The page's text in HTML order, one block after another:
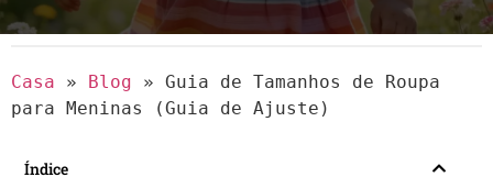
Casa » Blog » Guia de Tamanhos de Roupa
para Meninas (Guia de Ajuste)
Índice